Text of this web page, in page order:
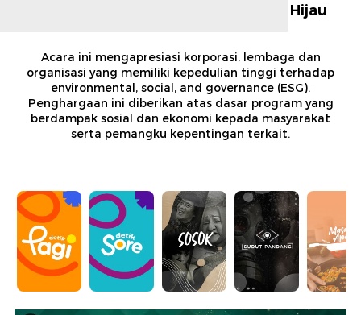
Hijau
Acara ini mengapresiasi korporasi, lembaga dan
organisasi yang memiliki kepedulian tinggi terhadap
environmental, social, and governance (ESG).
Penghargaan ini diberikan atas dasar program yang
berdampak sosial dan ekonomi kepada masyarakat
serta pemangku kepentingan terkait.